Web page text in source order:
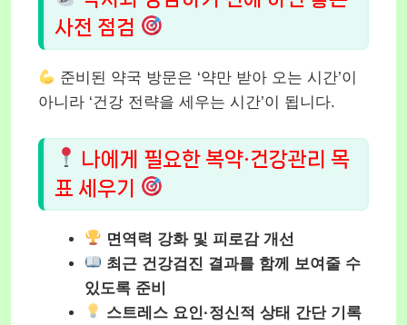
사전 점검
준비된 약국 방문은 ‘약만 받아 오는 시간’이
아니라 ‘건강 전략을 세우는 시간’이 됩니다.
나에게 필요한 복약·건강관리 목
표 세우기
면역력 강화 및 피로감 개선
최근 건강검진 결과를 함께 보여줄 수
있도록 준비
스트레스 요인·정신적 상태 간단 기록